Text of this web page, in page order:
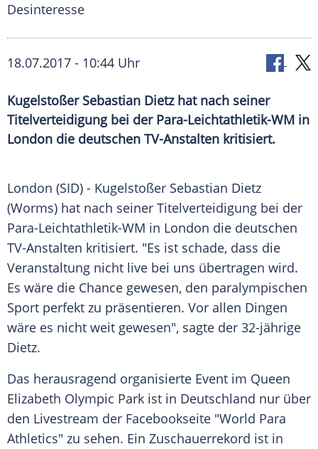
Desinteresse
18.07.2017 - 10:44 Uhr
Kugelstoßer Sebastian Dietz hat nach seiner
Titelverteidigung bei der Para-Leichtathletik-WM in
London die deutschen TV-Anstalten kritisiert.
London (SID) - Kugelstoßer Sebastian Dietz
(Worms) hat nach seiner Titelverteidigung bei der
Para-Leichtathletik-WM in London die deutschen
TV-Anstalten kritisiert. "Es ist schade, dass die
Veranstaltung nicht live bei uns übertragen wird.
Es wäre die Chance gewesen, den paralympischen
Sport perfekt zu präsentieren. Vor allen Dingen
wäre es nicht weit gewesen", sagte der 32-jährige
Dietz.
Das herausragend organisierte Event im Queen
Elizabeth Olympic Park ist in Deutschland nur über
den Livestream der Facebookseite "World Para
Athletics" zu sehen. Ein Zuschauerrekord ist in